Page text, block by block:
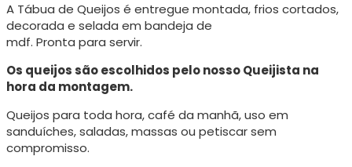
A Tábua de Queijos é entregue montada, frios cortados,
decorada e selada em bandeja de
mdf. Pronta para servir.
Os queijos são escolhidos pelo nosso Queijista na
hora da montagem.
Queijos para toda hora, café da manhã, uso em
sanduíches, saladas, massas ou petiscar sem
compromisso.